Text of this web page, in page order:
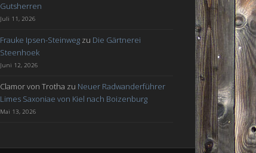
Gutsherren
Juli 11, 2026
Frauke Ipsen-Steinweg zu Die Gärtnerei
Steenhoek
Juni 12, 2026
Clamor von Trotha zu Neuer Radwanderführer
Limes Saxoniae von Kiel nach Boizenburg
Mai 13, 2026